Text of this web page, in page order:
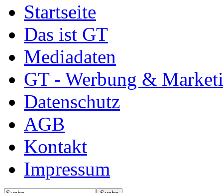
Startseite
Das ist GT
Mediadaten
GT - Werbung &
Datenschutz
AGB
Kontakt
Impressum